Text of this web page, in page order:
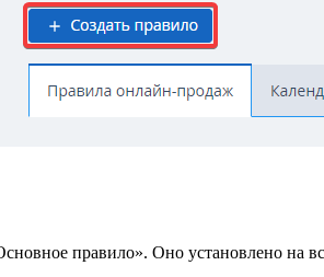
правило». Оно установлено на